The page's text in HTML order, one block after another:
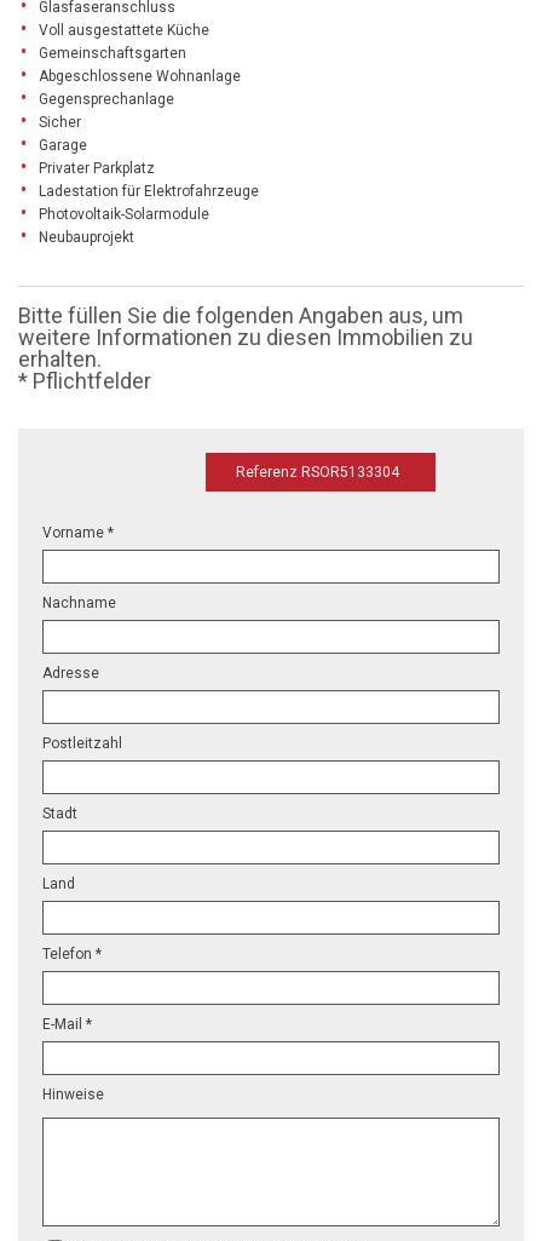
Glasfaseranschluss
Voll ausgestattete Küche
Gemeinschaftsgarten
Abgeschlossene Wohnanlage
Gegensprechanlage
Sicher
Garage
Privater Parkplatz
Ladestation für Elektrofahrzeuge
Photovoltaik-Solarmodule
Neubauprojekt
Bitte füllen Sie die folgenden Angaben aus, um
weitere Informationen zu diesen Immobilien zu
erhalten.
* Pflichtfelder
Referenz RSOR5133304
Vorname *
Nachname
Adresse
Postleitzahl
Stadt
Land
Telefon *
E-Mail *
Hinweise